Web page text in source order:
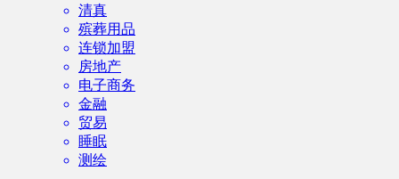
清真
殡葬用品
连锁加盟
房地产
电子商务
金融
贸易
睡眠
测绘